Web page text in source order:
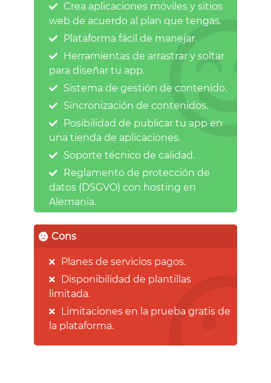
Crea aplicaciones móviles y sitios
web de acuerdo al plan que tengas.
Plataforma fácil de manejar.
Herramientas de arrastrar y soltar
para diseñar tu app.
Sistema de gestión de contenido.
Sincronización de contenidos.
Posibilidad de publicar tu app en
una tienda de aplicaciones.
Soporte técnico de calidad.
Reglamento de protección de
datos (DSGVO) con hosting en
Alemania.
Cons
Planes de servicios pagos.
Disponibilidad de plantillas
limitada.
Limitaciones en la prueba gratis de
la plataforma.